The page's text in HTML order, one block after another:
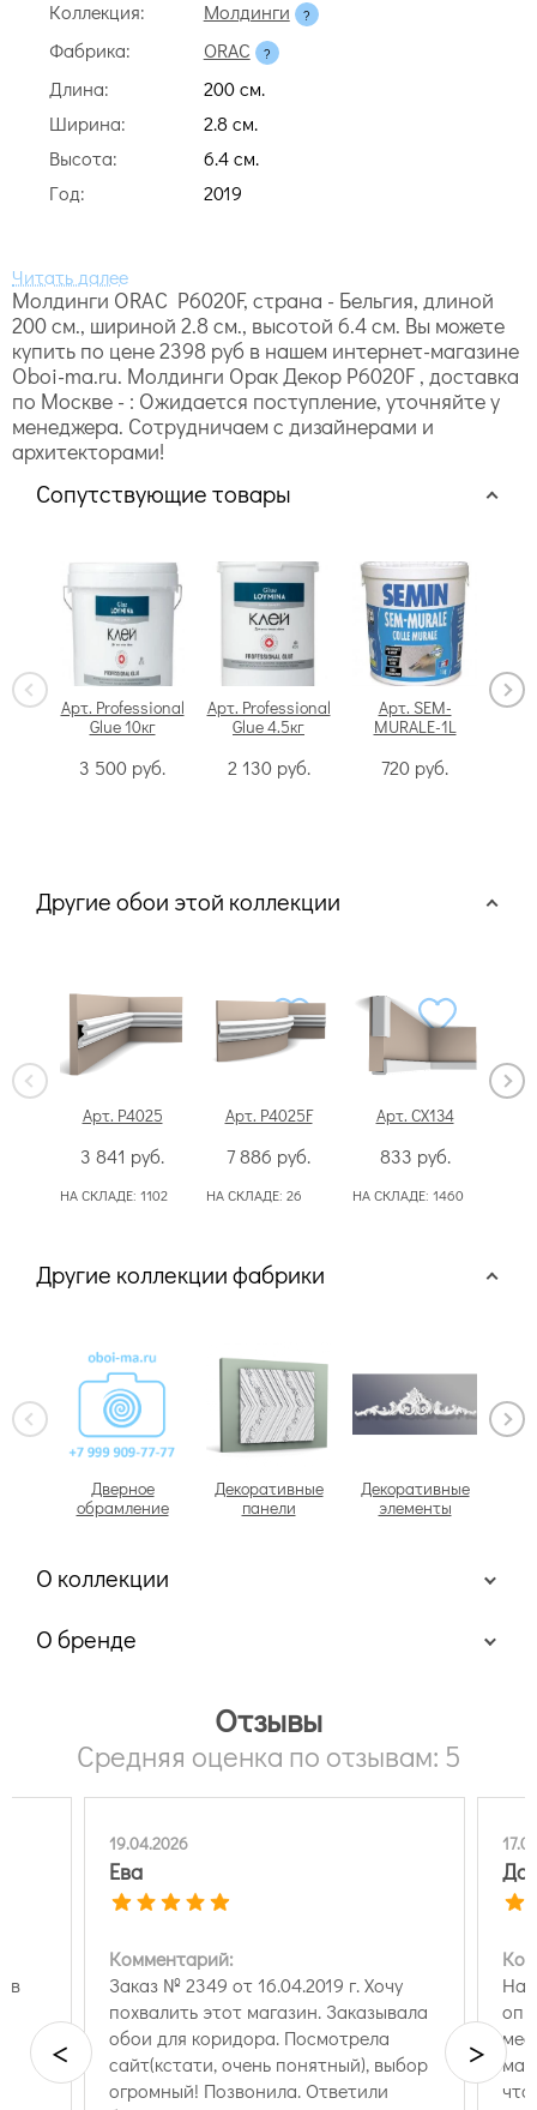
Коллекция:
Молдинги
Фабрика:
ORAC
Длина:
200 cм.
Ширина:
2.8 cм.
Высота:
6.4 cм.
Год:
2019
Молдинги ORAC P6020F, страна - Бельгия, длиной
200 cм., шириной 2.8 cм., высотой 6.4 cм. Вы можете
купить по цене 2398 руб в нашем интернет-магазине
Oboi-ma.ru. Молдинги Орак Декор P6020F , доставка
по Москве - : Ожидается поступление, уточняйте у
менеджера. Сотрудничаем с дизайнерами и
архитекторами!
Сопутствующие товары
Арт. Professional
Glue 10кг
3 500 руб.
Арт. Professional
Glue 4.5кг
2 130 руб.
Арт. SEM-
MURALE-1L
720 руб.
Другие обои этой коллекции
Арт. P4025
3 841 руб.
НА СКЛАДЕ: 1102
Арт. P4025F
7 886 руб.
НА СКЛАДЕ: 26
Арт. CX134
833 руб.
НА СКЛАДЕ: 1460
Другие коллекции фабрики
Дверное
обрамление
Декоративные
панели
Декоративные
элементы
О коллекции
О бренде
Отзывы
Средняя оценка по отзывам: 5
19.04.2026
Ева
Комментарий:
Заказ № 2349 от 16.04.2019 г. Хочу
похвалить этот магазин. Заказывала
обои для коридора. Посмотрела
сайт(кстати, очень понятный), выбор
огромный! Позвонила. Ответили
< >